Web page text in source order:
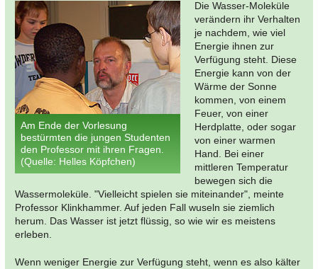
Am Ende der Vorlesung
bestürmten die jungen Studenten
den Professor mit ihren Fragen.
(Quelle: Helles Köpfchen)
Die Wasser-Moleküle
verändern ihr Verhalten
je nachdem, wie viel
Energie ihnen zur
Verfügung steht. Diese
Energie kann von der
Wärme der Sonne
kommen, von einem
Feuer, von einer
Herdplatte, oder sogar
von einer warmen
Hand. Bei einer
mittleren Temperatur
bewegen sich die
Wassermoleküle. "Vielleicht spielen sie miteinander", meinte
Professor Klinkhammer. Auf jeden Fall wuseln sie ziemlich
herum. Das Wasser ist jetzt flüssig, so wie wir es meistens
erleben.
Wenn weniger Energie zur Verfügung steht, wenn es also kälter